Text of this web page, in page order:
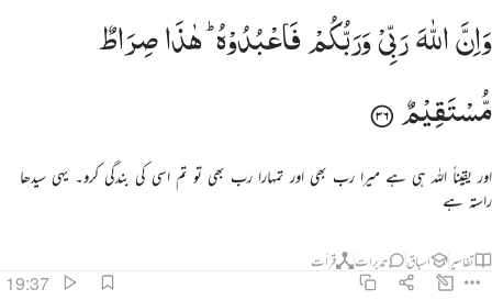
وان الله ربي وربكم فاعبدوه هاذا صراط مستقيم ٣٦
وَإِنَّ ٱللَّهَ رَبِّى وَرَبُّكُمْ فَٱعْبُدُوهُ ۚ هَـٰذَا صِرَٰطٌۭ مُّسْتَقِيمٌۭ ٣٦
وَاِنَّاللّٰهَرَبِّیْوَرَبُّكُمْفَاعْبُدُوْهُ ؕ هٰذَاصِرَاطٌ
مُّسْتَقِیْمٌ
اور یقیناً اللہ ہی ہے میرا رب بھی اور تمہارا رب بھی تو تم اسی کی بندگی کرو۔ یہی سیدھا
راستہ ہے
تفاسیر اسباق تدبرات قرأت
19:37